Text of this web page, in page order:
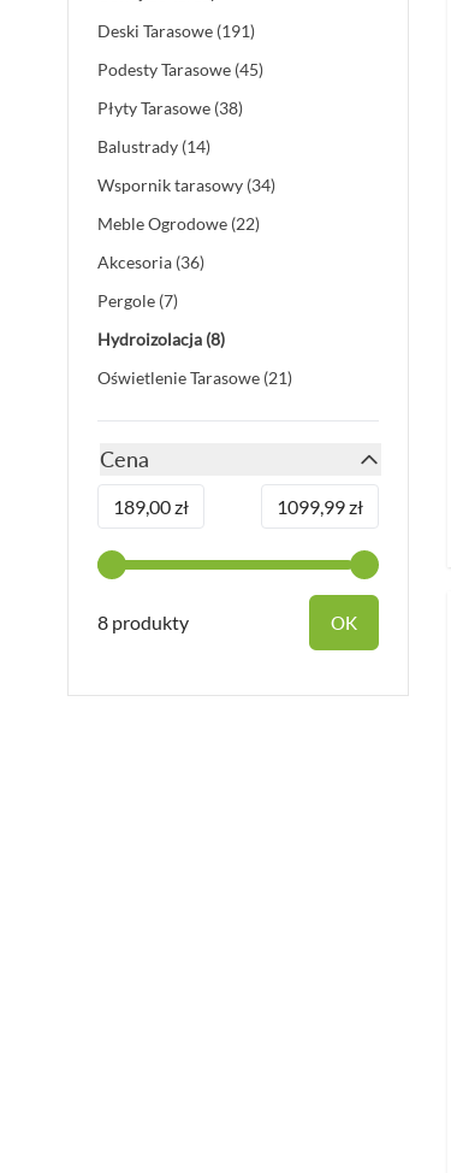
Deska Bezszwowa
Deska Solid ASA
Deski Schodowe
Legary
Listwy Maskujące
Akcesoria
Deski Tarasowe (191)products available
Podesty Tarasowe (45)products available
Płyty Tarasowe (38)products available
Balustrady (14)products available
Wspornik tarasowy (34)products available
Meble Ogrodowe (22)products available
Akcesoria (36)products available
Pergole (7)products available
Hydroizolacja (8)products available
Oświetlenie Tarasowe (21)products available
Cena
filter
Minimum value
189,00 zł Maksymalna wartość
1099,99 zł
8 produkty OK